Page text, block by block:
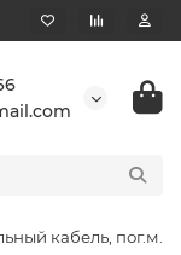
кабель, пог.м.